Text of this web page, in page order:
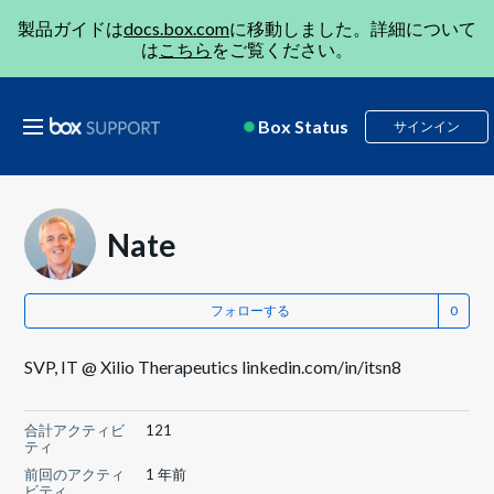
製品ガイドはdocs.box.comに移動しました。詳細について
はこちら をご覧ください。
Box Status サインイン
Nate
フォローする
SVP, IT @ Xilio Therapeutics linkedin.com/in/itsn8
合計アクティビ
ティ
121
前回のアクティ
1 年前